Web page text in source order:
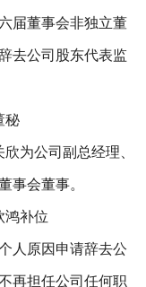
届董事会非独立董
去公司股东代表监
秘
为公司副总经理、
事会董事。
鸿补位
人原因申请辞去公
再担任公司任何职